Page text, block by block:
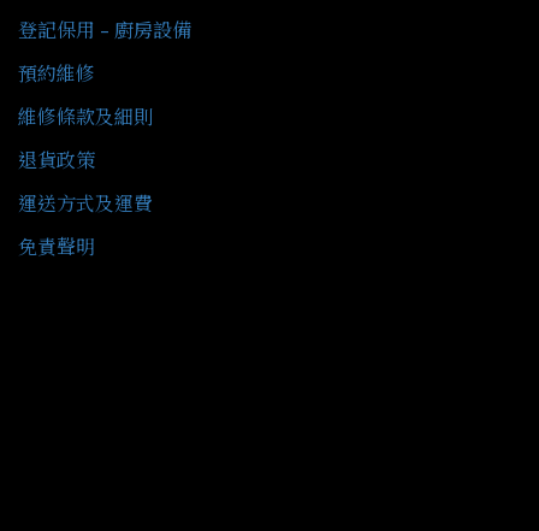
登記保用 - 廚房設備
預約維修
維修條款及細則
退貨政策
運送方式及運費
免責聲明